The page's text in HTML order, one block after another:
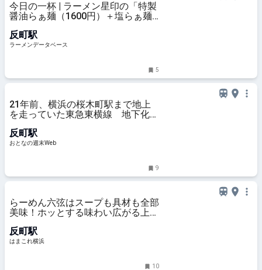
今日の一杯 | ラーメン星印の「特製
醤油らぁ麺（1600円）＋塩らぁ麺
ス
反町駅
ラーメンデータベース
5
21年前、横浜の桜木町駅まで地上
を走っていた東急東横線 地下化で
の今を訪ねる - おとなの週末Web
反町駅
おとなの週末Web
9
らーめん六弦はスープも具材も全部
美味！ホッとする味わい広がる上品
浜
反町駅
はまこれ横浜
10